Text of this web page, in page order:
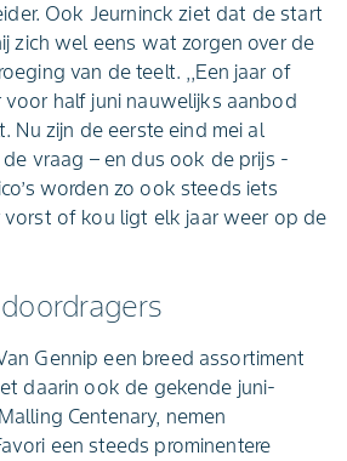
Ook Jeurninck ziet dat de start
zich wel eens wat zorgen over de
van de teelt. ,,Een jaar of
half juni nauwelijks aanbod
Nu zijn de eerste eind mei al
vraag – en dus ook de prijs -
worden zo ook steeds iets
vorst of kou ligt elk jaar weer op de
Gennip een breed assortiment
daarin ook de gekende juni-
Centenary, nemen
een steeds prominentere